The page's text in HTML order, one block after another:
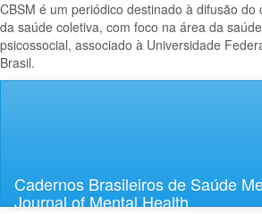
CBSM é um periódico destinado à difusão do
da saúde coletiva, com foco na área da
psicossocial, associado à Universidade
Brasil.
Lateral
Cadernos Brasileiros de Saúde
Journal of Mental Health